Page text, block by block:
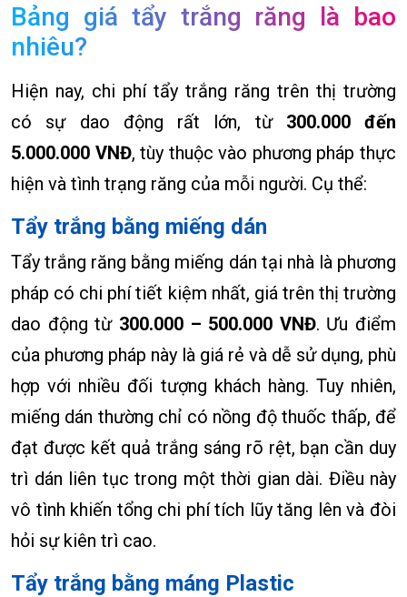
Bảng giá tẩy trắng răng là bao
nhiêu?
Hiện nay, chi phí tẩy trắng răng trên thị trường
có sự dao động rất lớn, từ 300.000 đến
5.000.000 VNĐ, tùy thuộc vào phương pháp thực
hiện và tình trạng răng của mỗi người. Cụ thể:
Tẩy trắng bằng miếng dán
Tẩy trắng răng bằng miếng dán tại nhà là phương
pháp có chi phí tiết kiệm nhất, giá trên thị trường
dao động từ 300.000 – 500.000 VNĐ. Ưu điểm
của phương pháp này là giá rẻ và dễ sử dụng, phù
hợp với nhiều đối tượng khách hàng. Tuy nhiên,
miếng dán thường chỉ có nồng độ thuốc thấp, để
đạt được kết quả trắng sáng rõ rệt, bạn cần duy
trì dán liên tục trong một thời gian dài. Điều này
vô tình khiến tổng chi phí tích lũy tăng lên và đòi
hỏi sự kiên trì cao.
Tẩy trắng bằng máng Plastic